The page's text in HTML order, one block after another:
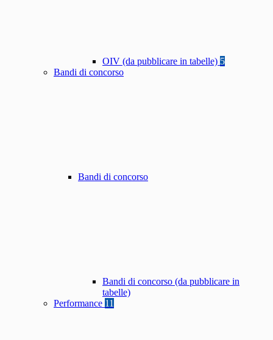
OIV (da pubblicare in tabelle) 5
Bandi di concorso
Bandi di concorso
Bandi di concorso (da pubblicare in
tabelle)
Performance 11